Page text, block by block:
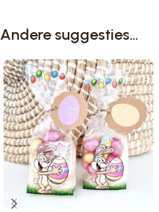
Andere suggesties…